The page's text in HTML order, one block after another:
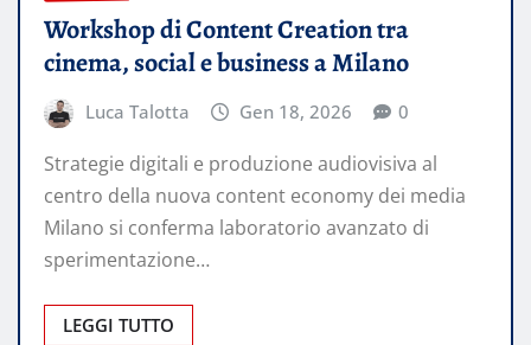
Workshop di Content Creation tra
cinema, social e business a Milano
Luca Talotta Gen 18, 2026 0
Strategie digitali e produzione audiovisiva al
centro della nuova content economy dei media
Milano si conferma laboratorio avanzato di
sperimentazione…
LEGGI TUTTO